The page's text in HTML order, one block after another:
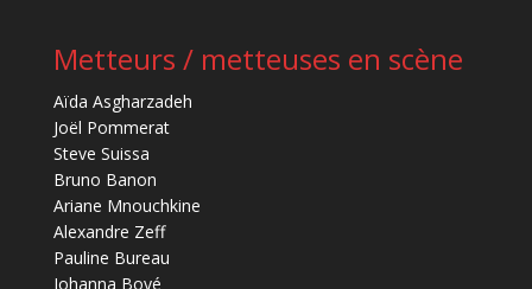
Metteurs / metteuses en scène
Aïda Asgharzadeh
Joël Pommerat
Steve Suissa
Bruno Banon
Ariane Mnouchkine
Alexandre Zeff
Pauline Bureau
Johanna Boyé